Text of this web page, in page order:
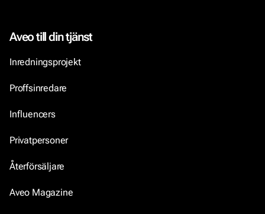
Aveo till din tjänst
Inredningsprojekt
Proffsinredare
Influencers
Privatpersoner
Återförsäljare
Aveo Magazine